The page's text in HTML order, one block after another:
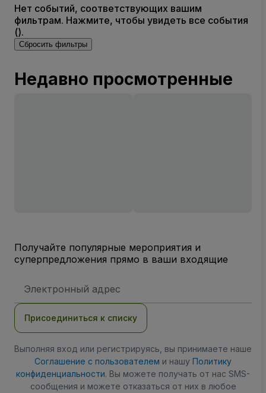
Нет событий, соответствующих вашим
фильтрам. Нажмите, чтобы увидеть все события
().
Сбросить фильтры
Недавно просмотренные
Получайте популярные мероприятия и
суперпредложения прямо в ваши входящие
электронной
Присоединиться к списку
Выполняя вход или регистрируясь, вы принимаете наше
Соглашение с пользователем и нашу Политику
конфиденциальности. Вы можете получать от нас SMS-
сообщения и можете отказаться от них в любое